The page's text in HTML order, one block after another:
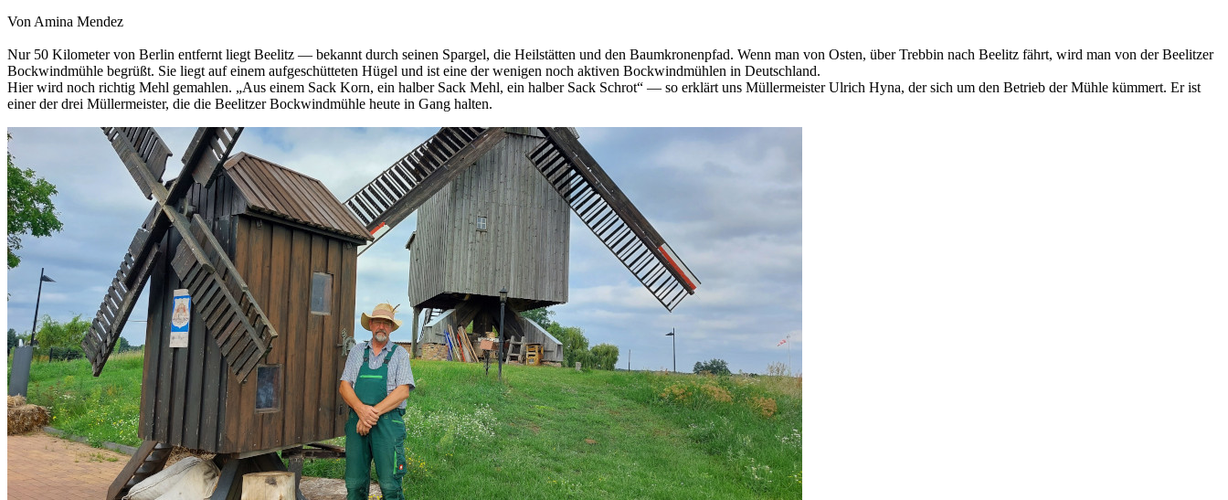
Von Amina Mendez
Nur 50 Kilometer von Berlin entfernt liegt Beelitz — bekannt durch seinen Spargel, die Heilstätten und den Baumkronenpfad. Wenn man von Osten, über Trebbin nach Beelitz fährt, wird man von der Beelitzer
Bockwindmühle begrüßt. Sie liegt auf einem aufgeschütteten Hügel und ist eine der wenigen noch aktiven Bockwindmühlen in Deutschland.
Hier wird noch richtig Mehl gemahlen. „Aus einem Sack Korn, ein halber Sack Mehl, ein halber Sack Schrot“ — so erklärt uns Müllermeister Ulrich Hyna, der sich um den Betrieb der Mühle kümmert. Er ist
einer der drei Müllermeister, die die Beelitzer Bockwindmühle heute in Gang halten.